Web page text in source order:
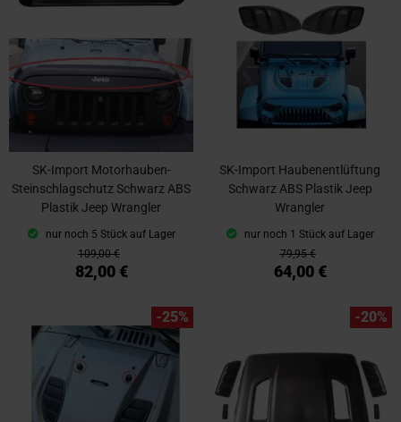
SK-Import Motorhauben-
Steinschlagschutz Schwarz ABS
Plastik Jeep Wrangler
nur noch 5 Stück auf Lager
109,00 €
82,00 €
SK-Import Haubenentlüftung
Schwarz ABS Plastik Jeep
Wrangler
nur noch 1 Stück auf Lager
79,95 €
64,00 €
-25% -20%